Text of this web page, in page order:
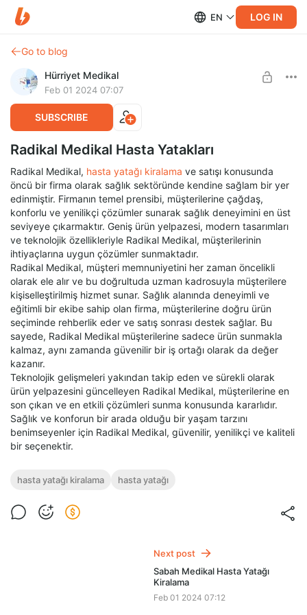
EN LOG IN
Go to blog
Hürriyet Medikal
Feb 01 2024 07:07
SUBSCRIBE
Radikal Medikal Hasta Yatakları
Radikal Medikal, hasta yatağı kiralama ve satışı konusunda
öncü bir firma olarak sağlık sektöründe kendine sağlam bir yer
edinmiştir. Firmanın temel prensibi, müşterilerine çağdaş,
konforlu ve yenilikçi çözümler sunarak sağlık deneyimini en üst
seviyeye çıkarmaktır. Geniş ürün yelpazesi, modern tasarımları
ve teknolojik özellikleriyle Radikal Medikal, müşterilerinin
ihtiyaçlarına uygun çözümler sunmaktadır.
Radikal Medikal, müşteri memnuniyetini her zaman öncelikli
olarak ele alır ve bu doğrultuda uzman kadrosuyla müşterilere
kişiselleştirilmiş hizmet sunar. Sağlık alanında deneyimli ve
eğitimli bir ekibe sahip olan firma, müşterilerine doğru ürün
seçiminde rehberlik eder ve satış sonrası destek sağlar. Bu
sayede, Radikal Medikal müşterilerine sadece ürün sunmakla
kalmaz, aynı zamanda güvenilir bir iş ortağı olarak da değer
kazanır.
Teknolojik gelişmeleri yakından takip eden ve sürekli olarak
ürün yelpazesini güncelleyen Radikal Medikal, müşterilerine en
son çıkan ve en etkili çözümleri sunma konusunda kararlıdır.
Sağlık ve konforun bir arada olduğu bir yaşam tarzını
benimseyenler için Radikal Medikal, güvenilir, yenilikçi ve kaliteli
bir seçenektir.
hasta yatağı kiralama hasta yatağı
Next post
Sabah Medikal Hasta Yatağı
Kiralama
Feb 01 2024 07:12